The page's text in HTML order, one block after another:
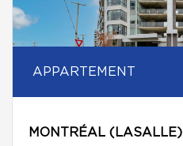
APPARTEMENT
MONTRÉAL (LASALLE)